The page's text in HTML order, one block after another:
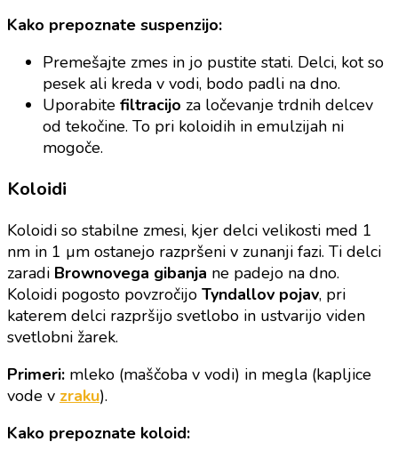
Kako prepoznate suspenzijo:
Premešajte zmes in jo pustite stati. Delci, kot so
pesek ali kreda v vodi, bodo padli na dno.
Uporabite filtracijo za ločevanje trdnih delcev
od tekočine. To pri koloidih in emulzijah ni
mogoče.
Koloidi
Koloidi so stabilne zmesi, kjer delci velikosti med 1
nm in 1 µm ostanejo razpršeni v zunanji fazi. Ti delci
zaradi Brownovega gibanja ne padejo na dno.
Koloidi pogosto povzročijo Tyndallov pojav, pri
katerem delci razpršijo svetlobo in ustvarijo viden
svetlobni žarek.
Primeri: mleko (maščoba v vodi) in megla (kapljice
vode v zraku).
Kako prepoznate koloid: